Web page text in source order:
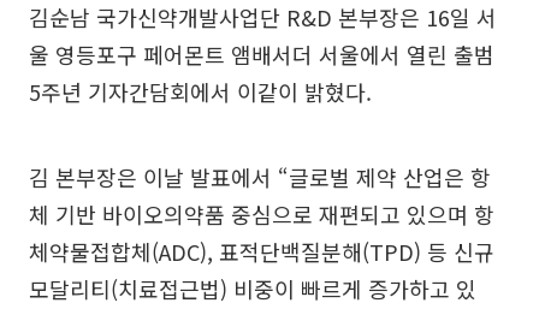
김순남 국가신약개발사업단 R&D 본부장은 16일 서
울 영등포구 페어몬트 앰배서더 서울에서 열린 출범
5주년 기자간담회에서 이같이 밝혔다.
김 본부장은 이날 발표에서 “글로벌 제약 산업은 항
체 기반 바이오의약품 중심으로 재편되고 있으며 항
체약물접합체(ADC), 표적단백질분해(TPD) 등 신규
모달리티(치료접근법) 비중이 빠르게 증가하고 있